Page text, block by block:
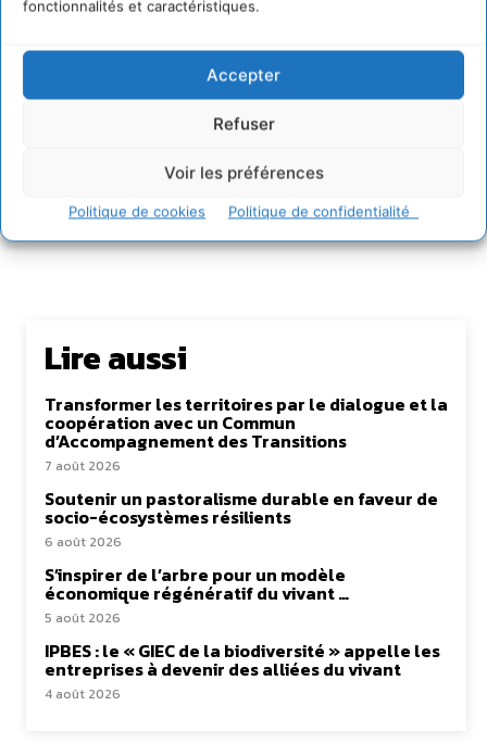
fonctionnalités et caractéristiques.
Accepter
Refuser
Voir les préférences
Politique de cookies Politique de confidentialité
d'un nouveau départ vers un webmedia participatif
et partager les solutions utiles et durables pour agir
et coopérer avec le vivant. Je suis ouvert à toute
proposition de coopération mutuellement bénéfique
au service de la régénération du vivant.
Lire aussi
Transformer les territoires par le dialogue et la
coopération avec un Commun
d’Accompagnement des Transitions
7 août 2026
Soutenir un pastoralisme durable en faveur de
socio-écosystèmes résilients
6 août 2026
S’inspirer de l’arbre pour un modèle
économique régénératif du vivant …
5 août 2026
IPBES : le « GIEC de la biodiversité » appelle les
entreprises à devenir des alliées du vivant
4 août 2026